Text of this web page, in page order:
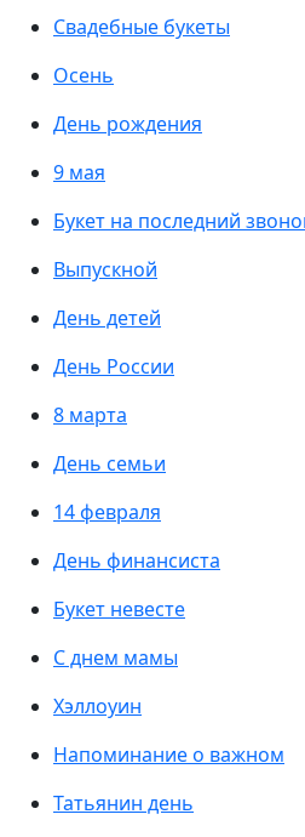
Свадебные букеты
Осень
День рождения
9 мая
Букет на последний
Выпускной
День детей
День России
8 марта
День семьи
14 февраля
День финансиста
Букет невесте
С днем мамы
Хэллоуин
Напоминание о важном
Татьянин день